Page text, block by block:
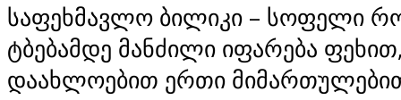
საფეხმავლო ბილიკი – სოფელი
ტბებამდე მანძილი იფარება
დაახლოებით ერთი